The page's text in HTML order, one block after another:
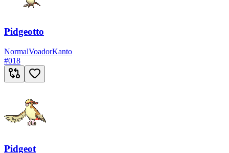
Pidgeotto
NormalVoadorKanto
#018
Pidgeot